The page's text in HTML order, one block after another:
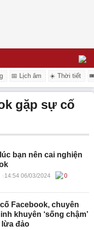
📅 Lịch âm ☀️ Thời tiết
gặp sự cố
bạn nên cai nghiện
14:54 06/03/2024 0
Facebook, chuyên
khuyên ‘sống chậm’
lừa đảo